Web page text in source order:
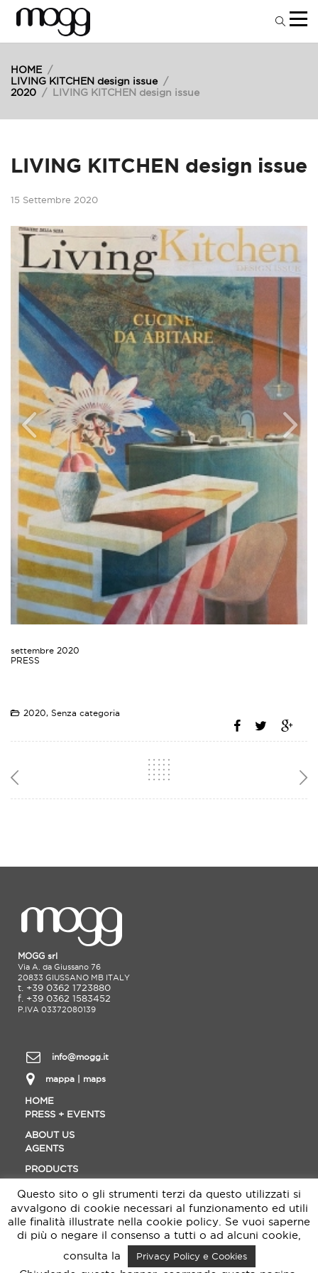
HOME /
LIVING KITCHEN design issue /
2020 / LIVING KITCHEN design issue
LIVING KITCHEN design issue
15 Settembre 2020
settembre 2020
PRESS
2020, Senza categoria
MOGG srl
Via A. da Giussano 76
20833 GIUSSANO MB ITALY
t. +39 0362 1723880
f. +39 0362 1583452
P.IVA 03372080139
info@mogg.it
mappa | maps
HOME
PRESS + EVENTS
ABOUT US
AGENTS
PRODUCTS
MATERIALS
DOWNLOAD
DESIGNER
Questo sito o gli strumenti terzi da questo utilizzati si
avvalgono di cookie necessari al funzionamento ed utili
alle finalità illustrate nella cookie policy. Se vuoi saperne
di più o negare il consenso a tutti o ad alcuni cookie,
consulta la
Privacy Policy e Cookies